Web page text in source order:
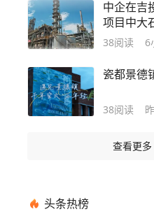
中企在吉
项目中大
吉斯斯坦
38阅读 6
瓷都景德
38阅读
查看更多
头条热榜